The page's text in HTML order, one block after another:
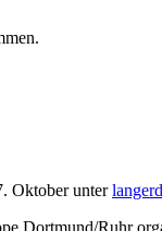
Oktober unter
Dortmund/Ruhr